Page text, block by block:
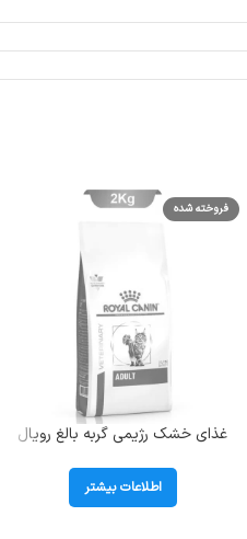
فروخته شده
غذای خشک رژیمی گربه بالغ رویال
اطلاعات بیشتر